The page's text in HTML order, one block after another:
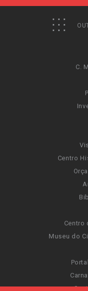
C.
Centro
Centro
Museu do